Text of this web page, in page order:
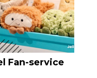
Calle